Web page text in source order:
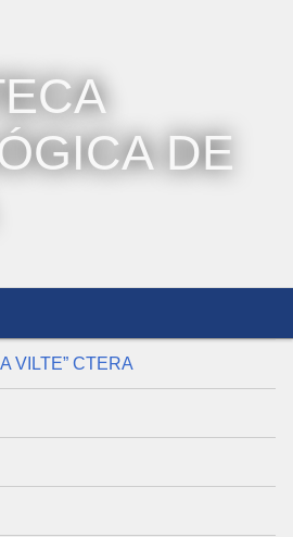
DE
VILTE” CTERA